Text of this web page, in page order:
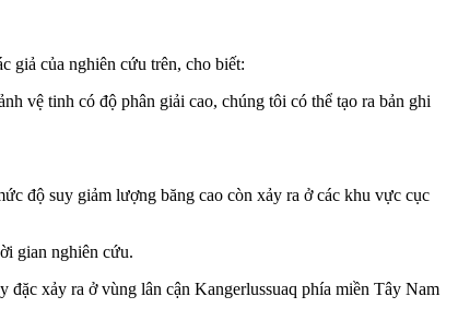
giả của nghiên cứu trên, cho biết:
vệ tinh có độ phân giải cao, chúng tôi có thể tạo ra bản ghi
độ suy giảm lượng băng cao còn xảy ra ở các khu vực cục
gian nghiên cứu.
xảy ra ở vùng lân cận Kangerlussuaq phía miền Tây Nam